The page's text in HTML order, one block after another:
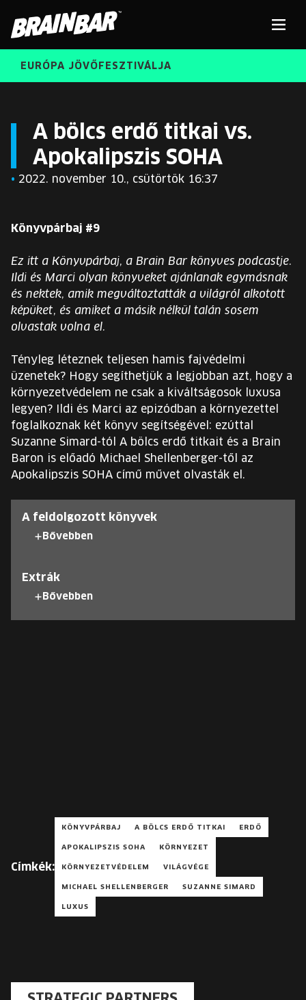
Bar
RÓLUNK
BRAIN BAR™ TRIBE
EURÓPA JÖVŐFESZTIVÁLJA
INGYENES DIÁK- ÉS TANÁRREGISZTRÁCIÓ
JEGYEK
KOSÁR
Change
EURÓPA JÖVŐFESZTIVÁLJA
INGYENES DIÁK- ÉS TANÁRREGISZTRÁCIÓ
A bölcs erdő titkai vs.
Apokalipszis SOHA
• 2022. november 10., csütörtök 16:37
Könyvpárbaj #9
Ez itt a Könyvpárbaj, a Brain Bar könyves podcastje.
Ildi és Marci olyan könyveket ajánlanak egymásnak
és nektek, amik megváltoztatták a világról alkotott
képüket, és amiket a másik nélkül talán sosem
olvastak volna el.
Tényleg léteznek teljesen hamis fajvédelmi
üzenetek? Hogy segíthetjük a legjobban azt, hogy a
környezetvédelem ne csak a kiváltságosok luxusa
legyen? Ildi és Marci az epizódban a környezettel
foglalkoznak két könyv segítségével: ezúttal
Suzanne Simard-tól A bölcs erdő titkait és a Brain
Baron is előadó Michael Shellenberger-től az
Apokalipszis SOHA című művet olvasták el.
A feldolgozott könyvek
Bővebben
Extrák
Bővebben
Címkék:
KÖNYVPÁRBAJ A BÖLCS ERDŐ TITKAI ERDŐ
APOKALIPSZIS SOHA KÖRNYEZET
KÖRNYEZETVÉDELEM VILÁGVÉGE
MICHAEL SHELLENBERGER SUZANNE SIMARD
LUXUS